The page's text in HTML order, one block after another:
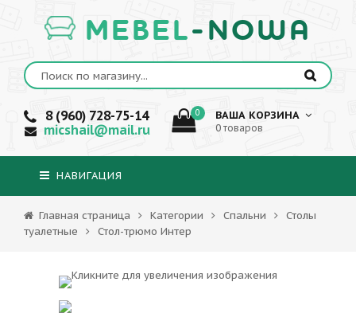
MEBEL-NOWA
8 (960) 728-75-14
micshail@mail.ru
0 ВАША КОРЗИНА
0 товаров
НАВИГАЦИЯ
Главная страница Категории Спальни
Столы
туалетные
Стол-трюмо Интер